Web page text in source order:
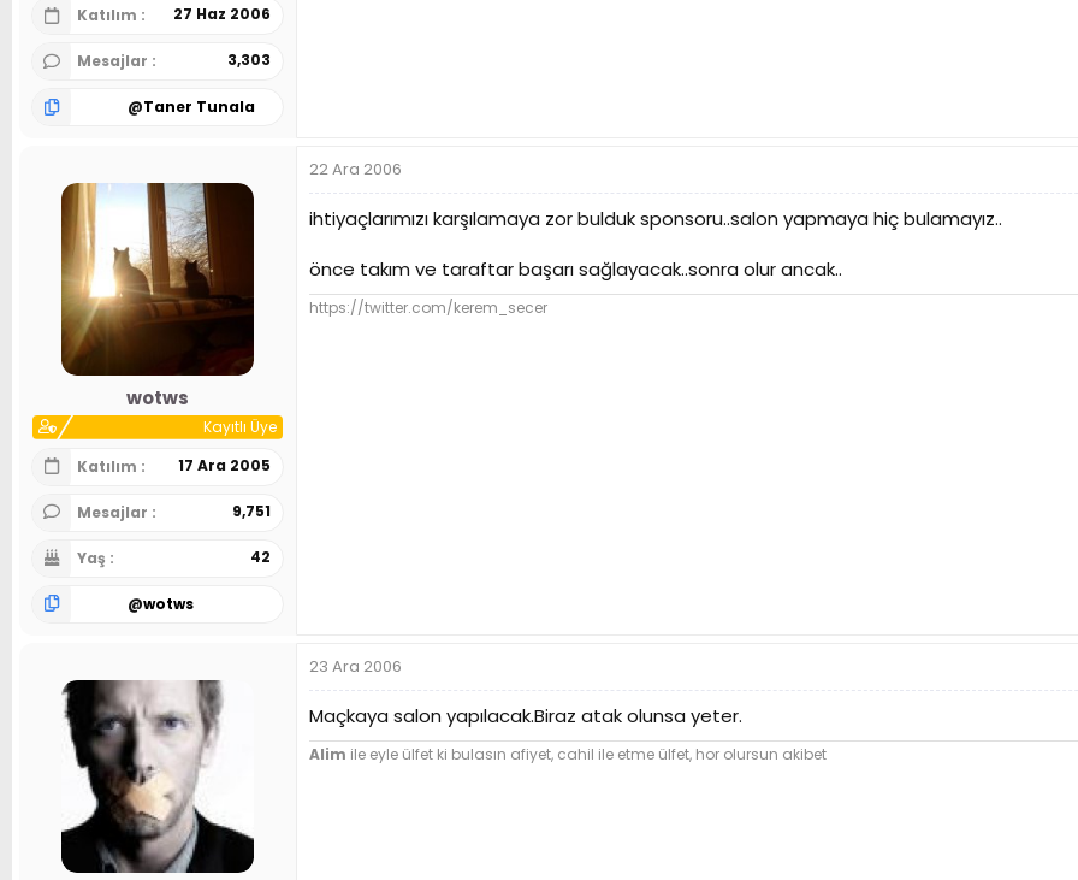
Katılım
27 Haz 2006
Mesajlar 3,303
@Taner Tunala
wotws
Kayıtlı Üye
Katılım
17 Ara 2005
Mesajlar 9,751
Yaş 42
@wotws
22 Ara 2006
ihtiyaçlarımızı karşılamaya zor bulduk sponsoru..salon yapmaya hiç bulamayız..
önce takım ve taraftar başarı sağlayacak..sonra olur ancak..
https://twitter.com/kerem_secer
23 Ara 2006
Maçkaya salon yapılacak.Biraz atak olunsa yeter.
Alim ile eyle ülfet ki bulasın afiyet, cahil ile etme ülfet, hor olursun akibet